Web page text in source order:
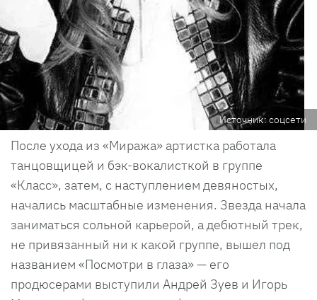
Источник: соцсети
После ухода из «Миража» артистка работала
танцовщицей и бэк-вокалисткой в группе
«Класс», затем, с наступлением девяностых,
начались масштабные изменения. Звезда начала
заниматься сольной карьерой, а дебютный трек,
не привязанный ни к какой группе, вышел под
названием «Посмотри в глаза» — его
продюсерами выступили Андрей Зуев и Игорь